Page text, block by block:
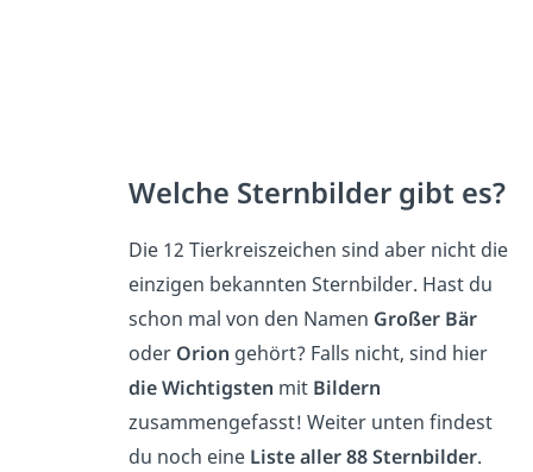
Welche Sternbilder gibt es?
Die 12 Tierkreiszeichen sind aber nicht die
einzigen bekannten Sternbilder. Hast du
schon mal von den Namen Großer Bär
oder Orion gehört? Falls nicht, sind hier
die Wichtigsten mit Bildern
zusammengefasst! Weiter unten findest
du noch eine Liste aller 88 Sternbilder.